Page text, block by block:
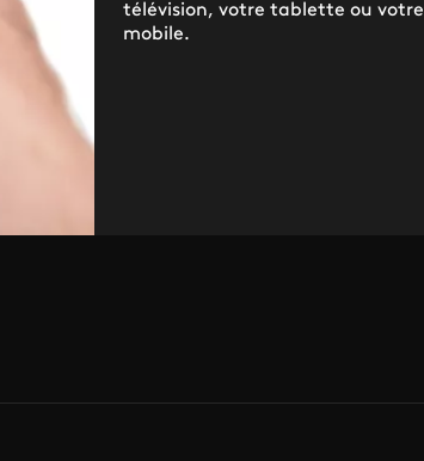
télévision, votre tablette ou votre
mobile.